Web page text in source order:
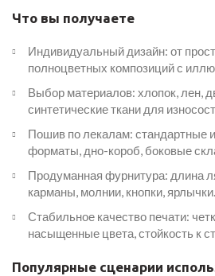
Что вы получаете
Индивидуальный дизайн: от
полноцветных композиций с
Выбор материалов: хлопок, лен,
синтетические ткани для
Пошив по лекалам: стандартные
форматы, дно-короб, боковые
Продуманная фурнитура: длина
карманы, молнии, кнопки, ярлычки.
Стабильное качество печати:
насыщенные цвета, стойкость к
Популярные сценарии